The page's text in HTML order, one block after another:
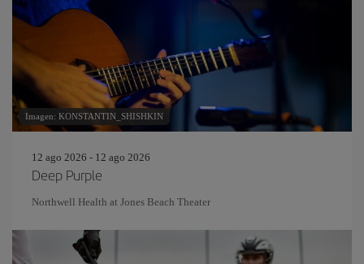
Imagen: KONSTANTIN_SHISHKIN
12 ago 2026 - 12 ago 2026
Deep Purple
Northwell Health at Jones Beach Theater